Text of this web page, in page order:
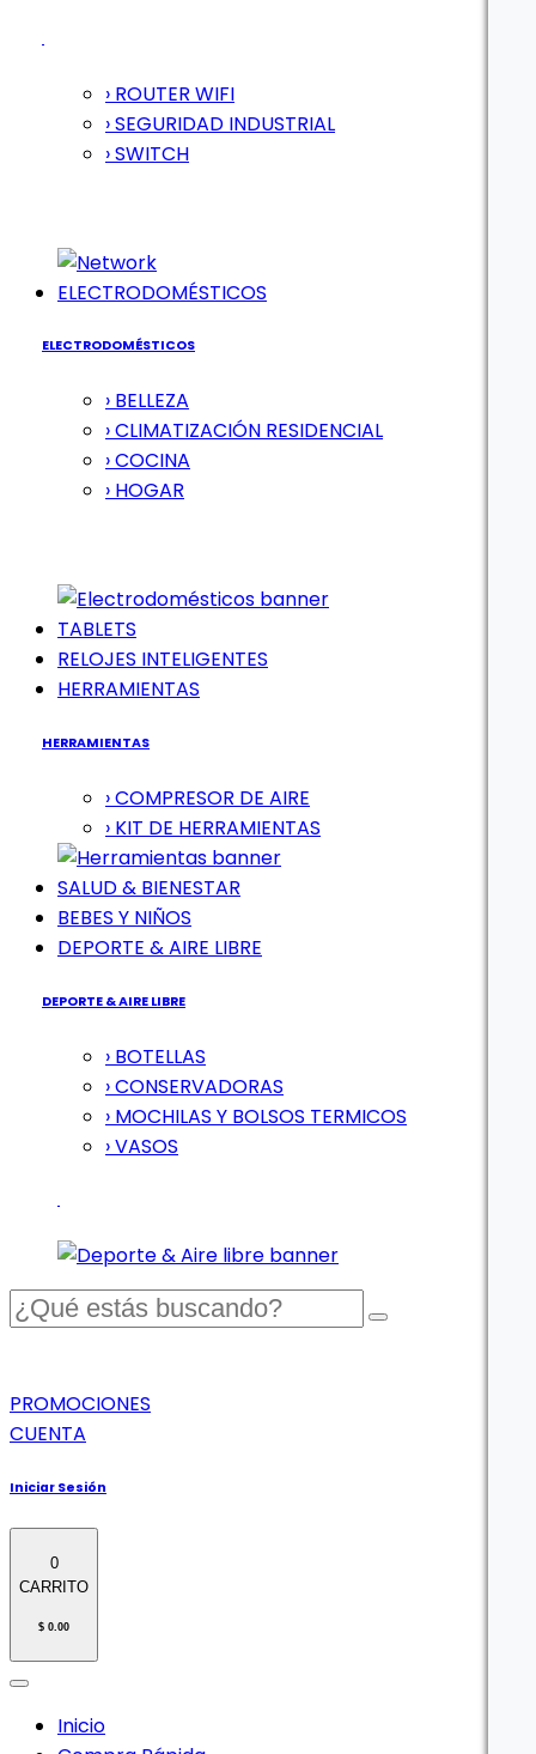
› ROUTER WIFI
› SEGURIDAD INDUSTRIAL
› SWITCH
ELECTRODOMÉSTICOS
ELECTRODOMÉSTICOS
› BELLEZA
› CLIMATIZACIÓN RESIDENCIAL
› COCINA
› HOGAR
TABLETS
RELOJES INTELIGENTES
HERRAMIENTAS
HERRAMIENTAS
› COMPRESOR DE AIRE
› KIT DE HERRAMIENTAS
SALUD & BIENESTAR
BEBES Y NIÑOS
DEPORTE & AIRE LIBRE
DEPORTE & AIRE LIBRE
› BOTELLAS
› CONSERVADORAS
› MOCHILAS Y BOLSOS TERMICOS
› VASOS
PROMOCIONES
CUENTA
Iniciar Sesión
0
CARRITO
$ 0.00
Inicio